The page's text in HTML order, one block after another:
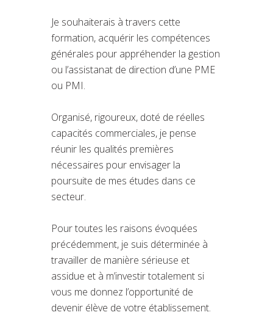
Je souhaiterais à travers cette
formation, acquérir les compétences
générales pour appréhender la gestion
ou l’assistanat de direction d’une PME
ou PMI.
Organisé, rigoureux, doté de réelles
capacités commerciales, je pense
réunir les qualités premières
nécessaires pour envisager la
poursuite de mes études dans ce
secteur.
Pour toutes les raisons évoquées
précédemment, je suis déterminée à
travailler de manière sérieuse et
assidue et à m’investir totalement si
vous me donnez l’opportunité de
devenir élève de votre établissement.